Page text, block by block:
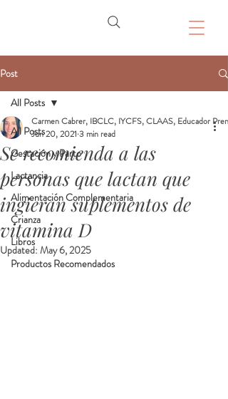
Post
All Posts
Gestación y Parto
Lactancia
Alimentación Complementaria
Crianza
Libros
Productos Recomendados
All Posts
Se recomienda a las
personas que lactan que
ingieran suplementos de
vitamina D
Carmen Cabrer, IBCLC, IYCFS, CLAAS, Educador
Jun 20, 2021 3 min read
Updated: May 6, 2025